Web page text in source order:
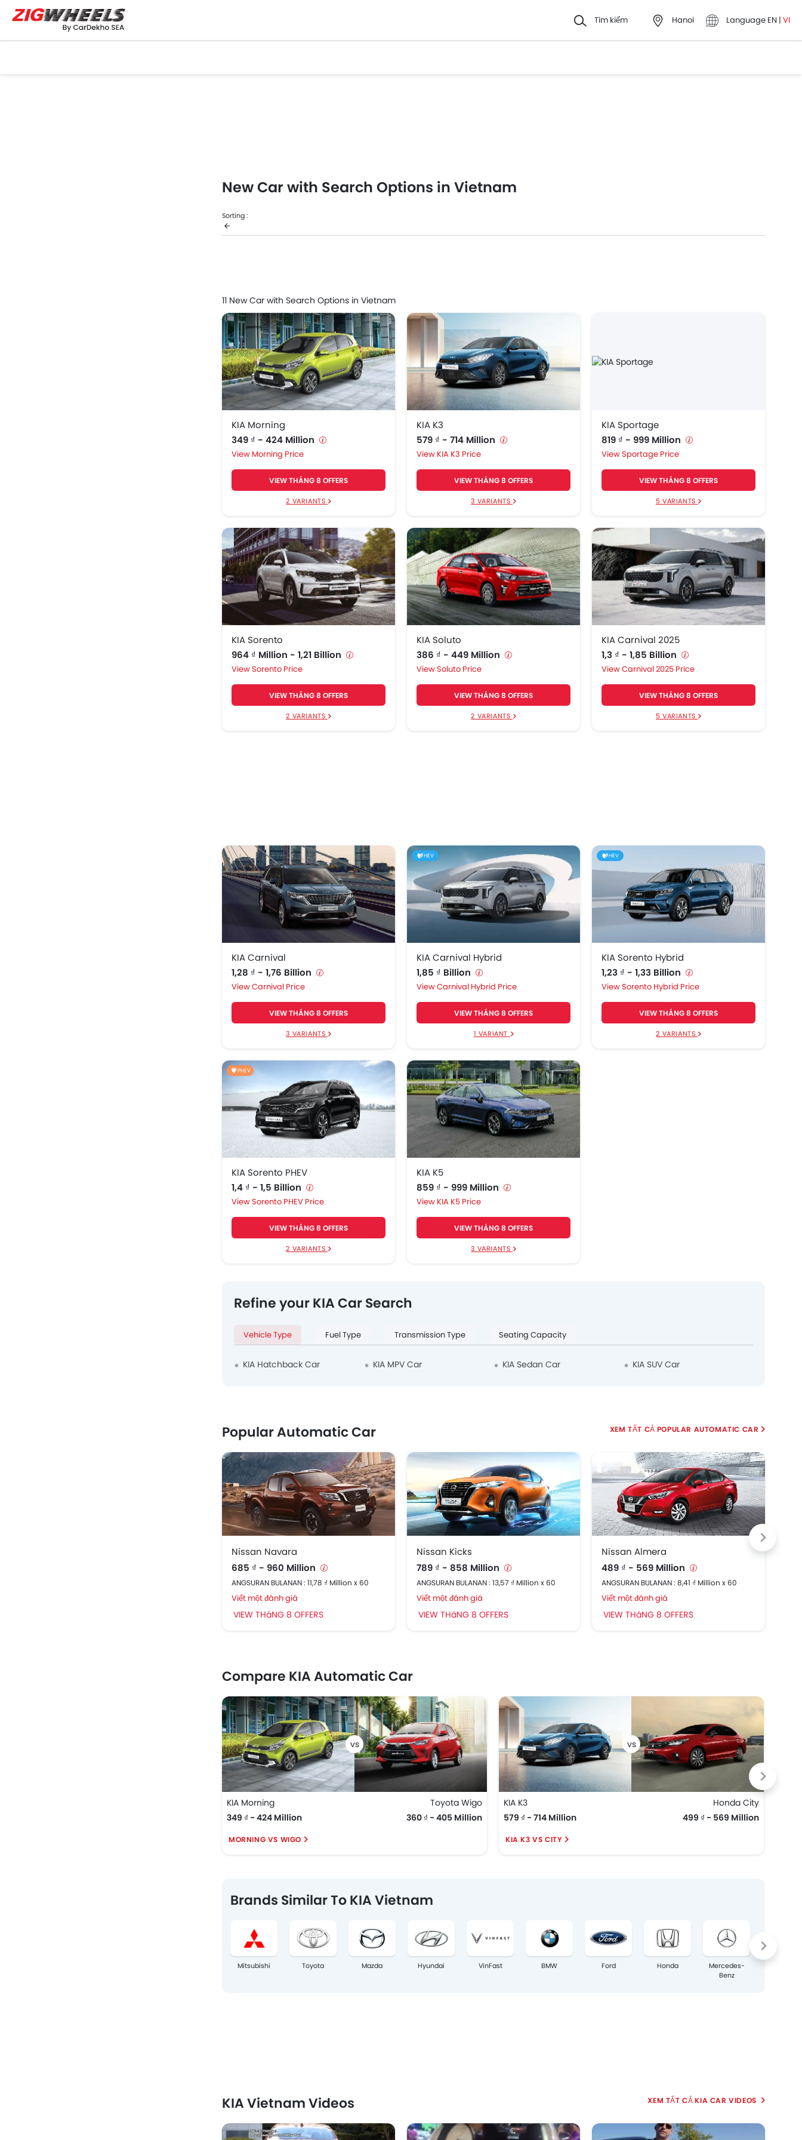
Tìm kiếm Hanoi Language EN | VI
New Car with Search Options in Vietnam
Sorting :
11 New Car with Search Options in Vietnam
KIA Morning
349 ₫ - 424 Million
Morning Price
VIEW THÁNG 8 OFFERS
2 VARIANTS
KIA K3
579 ₫ - 714 Million
KIA K3 Price
VIEW THÁNG 8 OFFERS
3 VARIANTS
KIA Sportage
819 ₫ - 999 Million
Sportage Price
VIEW THÁNG 8 OFFERS
5 VARIANTS
KIA Sorento
964 ₫ Million - 1,21 Billion
Sorento Price
VIEW THÁNG 8 OFFERS
2 VARIANTS
KIA Soluto
386 ₫ - 449 Million
Soluto Price
VIEW THÁNG 8 OFFERS
2 VARIANTS
KIA Carnival 2025
1,3 ₫ - 1,85 Billion
Carnival 2025 Price
VIEW THÁNG 8 OFFERS
5 VARIANTS
KIA Carnival
1,28 ₫ - 1,76 Billion
Carnival Price
VIEW THÁNG 8 OFFERS
3 VARIANTS
HEV
KIA Carnival Hybrid
1,85 ₫ Billion
Carnival Hybrid Price
VIEW THÁNG 8 OFFERS
1 VARIANT
HEV
KIA Sorento Hybrid
1,23 ₫ - 1,33 Billion
Sorento Hybrid Price
VIEW THÁNG 8 OFFERS
2 VARIANTS
PHEV
KIA Sorento PHEV
1,4 ₫ - 1,5 Billion
Sorento PHEV Price
VIEW THÁNG 8 OFFERS
2 VARIANTS
KIA K5
859 ₫ - 999 Million
KIA K5 Price
VIEW THÁNG 8 OFFERS
3 VARIANTS
Refine your KIA Car Search
Vehicle Type Fuel Type Transmission Type Seating Capacity
KIA Hatchback Car KIA MPV Car KIA Sedan Car KIA SUV Car
Popular Automatic Car
Nissan Navara
685 ₫ - 960 Million
ANGSURAN BULANAN : 11,78 ₫ Million x 60
Viết một đánh giá
VIEW THáNG 8 OFFERS
Nissan Kicks
789 ₫ - 858 Million
ANGSURAN BULANAN : 13,57 ₫ Million x 60
Viết một đánh giá
VIEW THáNG 8 OFFERS
Nissan Almera
489 ₫ - 569 Million
ANGSURAN BULANAN : 8,41 ₫ Million x 60
Viết một đánh giá
VIEW THáNG 8 OFFERS
POPULAR AUTOMATIC CAR
Compare KIA Automatic Car
KIA Morning
349 ₫ - 424 Million
Toyota Wigo
360 ₫ - 405 Million
MORNING VS WIGO
KIA K3
579 ₫ - 714 Million
Honda City
499 ₫ - 569 Million
KIA K3 VS CITY
Brands Similar To KIA Vietnam
Mitsubishi Toyota Mazda Hyundai VinFast BMW Ford Honda
Mercedes-
Benz
KIA Vietnam Videos KIA CAR VIDEOS